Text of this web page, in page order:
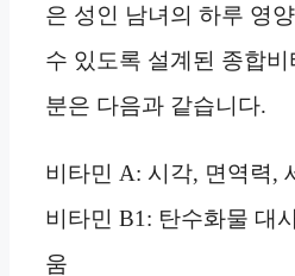
은 성인 남녀의 하루 영
수 있도록 설계된 종합
분은 다음과 같습니다.
비타민 A: 시각, 면역력,
비타민 B1: 탄수화물 대
움